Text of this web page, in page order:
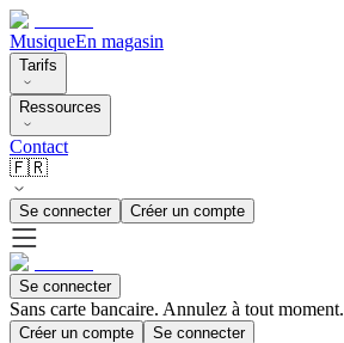
MusiqueEn magasin
Tarifs
Ressources
Contact
🇫🇷
Se connecter Créer un compte
Se connecter
Sans carte bancaire. Annulez à tout moment.
Créer un compte Se connecter